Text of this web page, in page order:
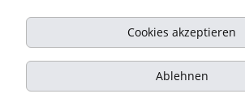
Cookies akzeptieren
Ablehnen
Impressum
Datenschutz